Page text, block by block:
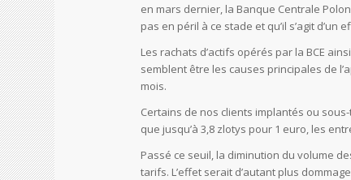
en mars dernier, la Banque Centrale
pas en péril à ce stade et qu’il s’agit
Les rachats d’actifs opérés par la BCE
semblent être les causes principales de
mois.
Certains de nos clients implantés ou
que jusqu’à 3,8 zlotys pour 1 euro, les
Passé ce seuil, la diminution du volume
tarifs. L’effet serait d’autant plus